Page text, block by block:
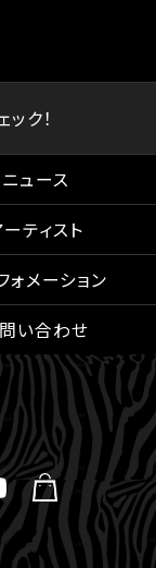
ク！
ニュース
ーティスト
ォメーション
い合わせ